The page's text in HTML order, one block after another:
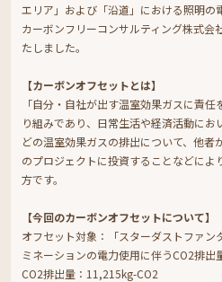
エリア」および「沿道」における照明の
カーボンフリーコンサルティング株式会
たしました。
【カーボンオフセットとは】
「自分・自社が出す温室効果ガスに責
り組みであり、日常生活や経済活動に
どの温室効果ガスの排出について、他者
のプロジェクトに投資することなどによ
方です。
【今回のカーボンオフセットについて】
オフセット対象：「スターダストファ
ミネーションの電力使用に伴うCO2排出
CO2排出量：11,215kg-CO2